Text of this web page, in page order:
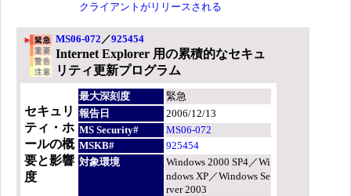
クライアントがリリースされる
MS06-072 ／925454
Internet Explorer 用の累積的なセキュ
リティ更新プログラム
最大深刻度
緊急
報告日
2006/12/13
MS Security#
MS06-072
MSKB#
925454
対象環境
Windows 2000 SP4／Wi
ndows XP／Windows Se
rver 2003
セキュリ
ティ・ホ
ールの概
要と影響
度